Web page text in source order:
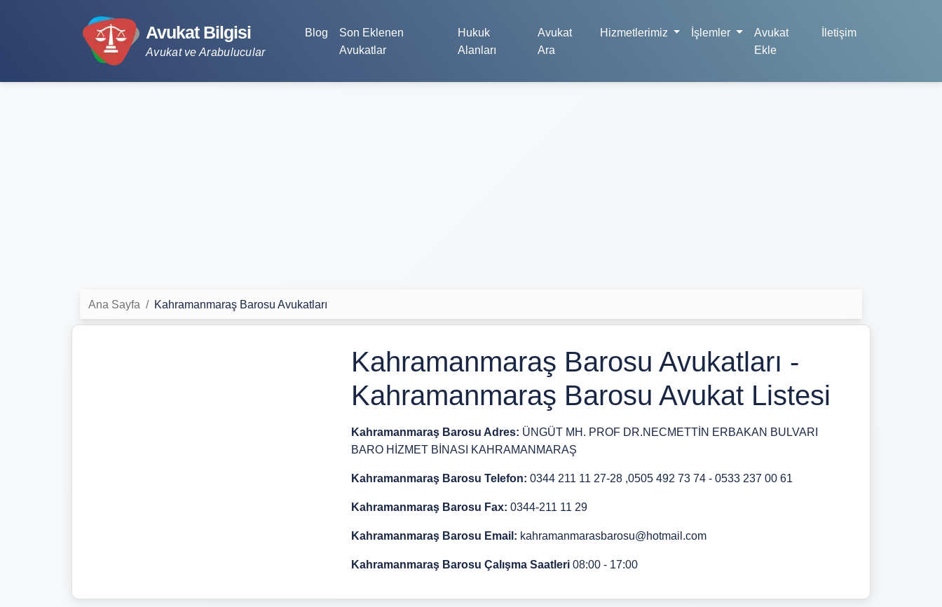
Avukat Bilgisi
Avukat ve Arabulucular
Blog
Son Eklenen
Avukatlar
Hukuk
Alanları
Avukat
Ara
Hizmetlerimiz İşlemler
Avukat
Ekle
İletişim
Ana Sayfa Kahramanmaraş Barosu Avukatları
Kahramanmaraş Barosu Avukatları -
Kahramanmaraş Barosu Avukat Listesi
Kahramanmaraş Barosu Adres: ÜNGÜT MH. PROF DR.NECMETTİN ERBAKAN BULVARI
BARO HİZMET BİNASI KAHRAMANMARAŞ
Kahramanmaraş Barosu Telefon: 0344 211 11 27-28 ,0505 492 73 74 - 0533 237 00 61
Kahramanmaraş Barosu Fax: 0344-211 11 29
Kahramanmaraş Barosu Email: kahramanmarasbarosu@hotmail.com
Kahramanmaraş Barosu Çalışma Saatleri 08:00 - 17:00